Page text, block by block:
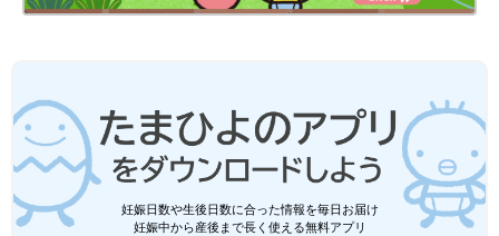
妊娠日数や生後日数に合った情報を毎日お届け
妊娠中から産後まで長く使える無料アプリ